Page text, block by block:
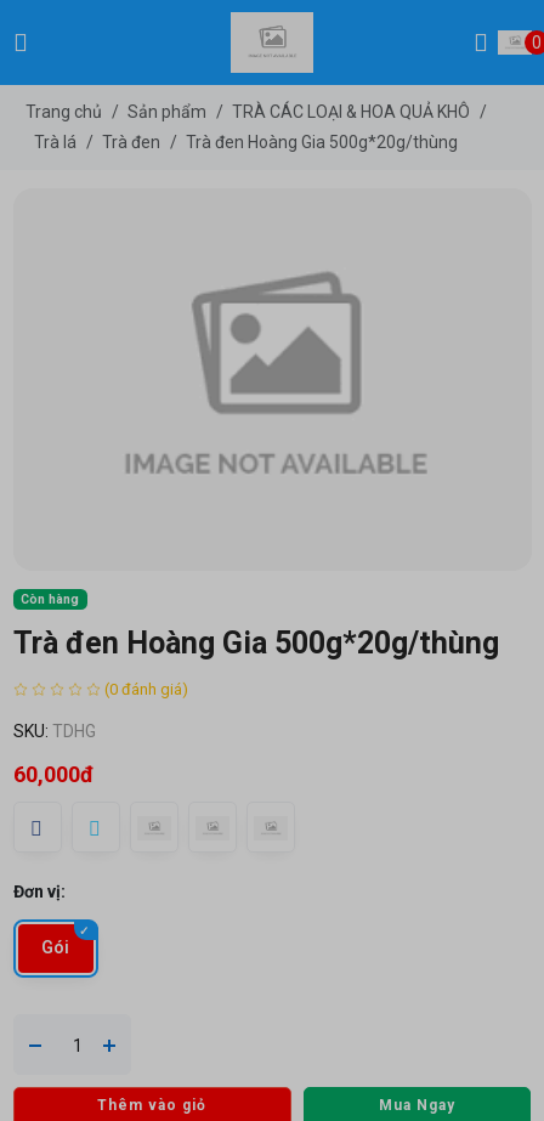
0
Trang chủ / Sản phẩm / TRÀ CÁC LOẠI & HOA QUẢ KHÔ
/
Trà lá
/ Trà đen / Trà đen Hoàng Gia 500g*20g/thùng
Còn hàng
Trà đen Hoàng Gia 500g*20g/thùng
(0 đánh giá)
SKU: TDHG
60,000đ
Đơn vị:
Gói
Thêm vào giỏ Mua Ngay